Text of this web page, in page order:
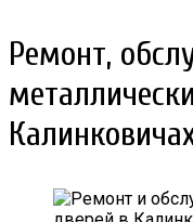
Ремонт,